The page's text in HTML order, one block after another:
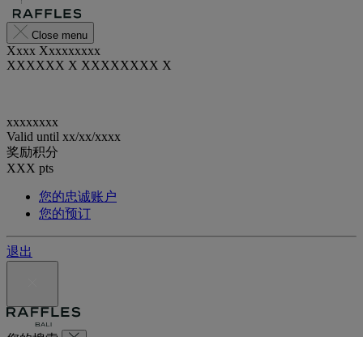
Close menu
Xxxx Xxxxxxxxx
XXXXXX X XXXXXXXX X
xxxxxxxx
Valid until xx/xx/xxxx
奖励积分
XXX pts
您的忠诚账户
您的预订
退出